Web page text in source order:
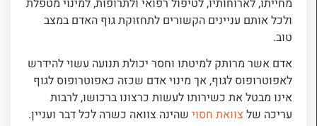
ולכל אותם עניינים הקשורים לתחזוקת גוף האדם במצב
טוב.
אדם אשר מרותק למיטתו וחסר יכולת תנועה עשוי להידרש
לאפוטרופוס לגוף, אך מינוי אדם שכזה כאפוטרופוס לגוף
אינו מבטל את כשירותו לעשות כרצונו ברכושו, לרבות
עריכה של צוואת חסוישהינה צוואה כשרה לכל דבר ועניין.